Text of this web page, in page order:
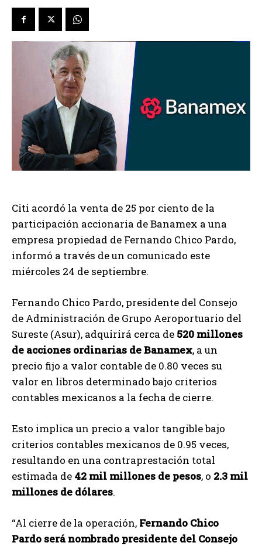
Citi acordó la venta de 25 por ciento de la
participación accionaria de Banamex a una
empresa propiedad de Fernando Chico Pardo,
informó a través de un comunicado este
miércoles 24 de septiembre.
Fernando Chico Pardo, presidente del Consejo
de Administración de Grupo Aeroportuario del
Sureste (Asur), adquirirá cerca de 520 millones
de acciones ordinarias de Banamex, a un
precio fijo a valor contable de 0.80 veces su
valor en libros determinado bajo criterios
contables mexicanos a la fecha de cierre.
Esto implica un precio a valor tangible bajo
criterios contables mexicanos de 0.95 veces,
resultando en una contraprestación total
estimada de 42 mil millones de pesos, o 2.3 mil
millones de dólares.
“Al cierre de la operación, Fernando Chico
Pardo será nombrado presidente del Consejo